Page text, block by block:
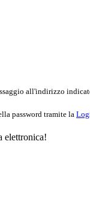
all'indirizzo
password tramite la
elettronica!